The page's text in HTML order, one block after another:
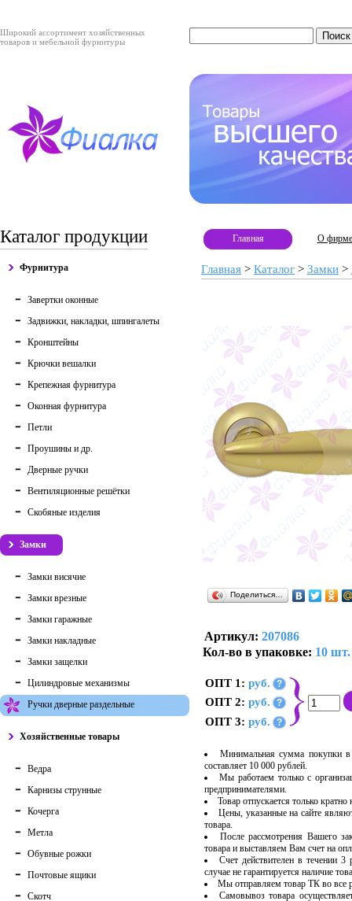
Широкий ассортимент хозяйственных
товаров и мебельной фурнитуры
Каталог продукции
Фурнитура
Завертки оконные
Задвижки, накладки, шпингалеты
Кронштейны
Крючки вешалки
Крепежная фурнитура
Оконная фурнитура
Петли
Проушины и др.
Дверные ручки
Вентиляционные решётки
Скобяные изделия
Замки
Замки висячие
Замки врезные
Замки гаражные
Замки накладные
Замки защелки
Цилиндровые механизмы
Ручки дверные раздельные
Хозяйственные товары
Ведра
Карнизы струнные
Кочерга
Метла
Обувные рожки
Почтовые ящики
Скотч
Главная О фирме
Главная > Каталог > Замки >
Поделиться…
Артикул: 207086
Кол-во в упаковке: 10 шт.
ОПТ 1: руб. ?
ОПТ 2: руб. ?
ОПТ 3: руб. ?
Минимальная сумма покупки в
составляет 10 000 рублей.
Мы работаем только с
предпринимателями.
Товар отпускается только
Цены, указанные на сайте
товара.
После рассмотрения Вашего
товара и выставляем Вам счет на
Счет действителен в течении
случае не гарантируется наличие
Мы отправляем товар ТК во
Самовывоз товара